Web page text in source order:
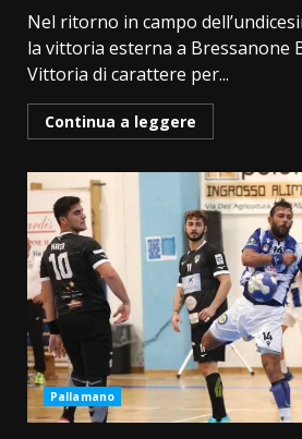
Nel ritorno in campo
la vittoria esterna a Bressanone
Vittoria di carattere per...
Continua a leggere
Pallamano